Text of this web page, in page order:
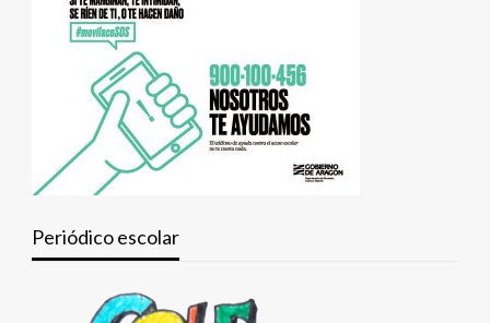
Periódico escolar